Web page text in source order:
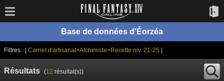
Base de données d'Éorzéa
Filtres : | Carnet d'artisanat>Alchimiste>Recette niv. 21-25
Résultats (12 résultat(s))